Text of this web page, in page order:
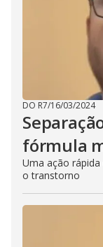
DO R7/16/03/2024
fórmula
Uma ação
o transtorno